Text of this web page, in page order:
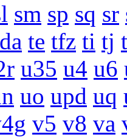
sm sp sq sr
te tfz ti tj
u35 u4 u6
uo upd uq
v5 v8 va